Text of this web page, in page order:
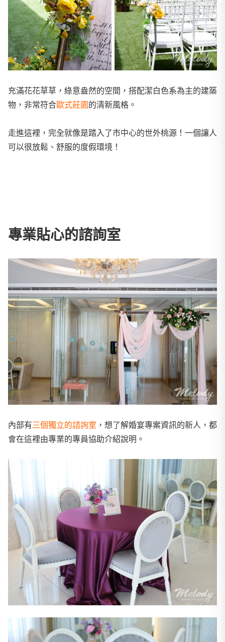
充滿花花草草，綠意盎然的空間，搭配潔白色系為主的建築
物，非常符合歐式莊園的清新風格。
走進這裡，完全就像是踏入了市中心的世外桃源！一個讓人
可以很放鬆、舒服的度假環境！
專業貼心的諮詢室
內部有三個獨立的諮詢室 ，想了解婚宴專案資訊的新人，都
會在這裡由專業的專員協助介紹說明。